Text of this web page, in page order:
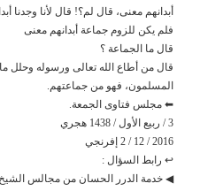
أبدانهم معنى، قال لم؟! قال لأنا
فلم يكن للزوم جماعة أبدانهم معنى
قال ما الجماعة ؟
قال من أطاع الله تعالى ورسوله وحلل
المسلمون، فهو من جماعتهم.
⬅ مجلس فتاوى الجمعة.
3 / ربيع الأول / 1438 هجري
2016 / 12 / 2 إفرنجي
↩ رابط السؤال :
◀ خدمة الدرر الحسان من مجالس